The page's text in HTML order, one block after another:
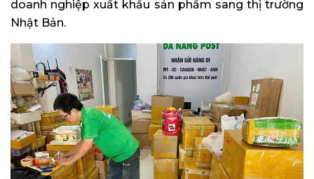
doanh nghiệp xuất khẩu sản phẩm sang thị trường
Nhật Bản.